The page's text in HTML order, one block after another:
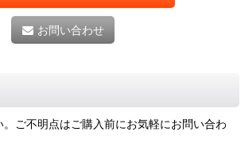
お問い合わせ
ご不明点はご購入前にお気軽にお問い合わ